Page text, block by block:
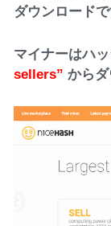
ダウンロードで
マイナーはハ
sellers” からダ